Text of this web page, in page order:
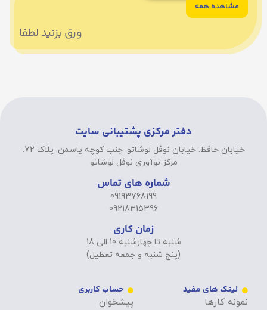
مشاهده همه
ورق بزنید لطفا
دفتر مرکزی پشتیبانی سایت
خیابان حافظ. خیابان نوفل لوشاتو. جنب کوچه یاسمن. پلاک 72.
مرکز نوآوری نوفل لوشاتو
شماره های تماس
09193768199
09218315396
زمان کاری
شنبه تا چهارشنبه 10 الی 18
(پنج شنبه و جمعه تعطیل)
لینک های مفید
نمونه کارها
حساب کاربری
پیشخوان